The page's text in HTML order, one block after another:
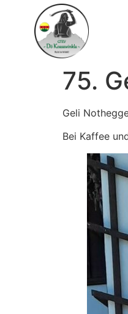
springen
75.
Geli
Bei Kaffee